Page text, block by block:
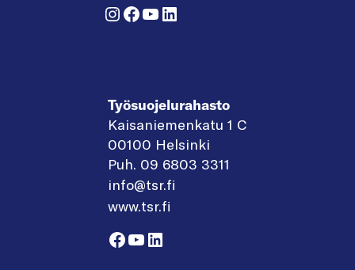
Instagram
Facebook
YouTube
LinkedIn
Työsuojelurahasto
Kaisaniemenkatu 1 C
00100 Helsinki
Puh. 09 6803 3311
info@tsr.fi
www.tsr.fi
Facebook
YouTube
LinkedIn